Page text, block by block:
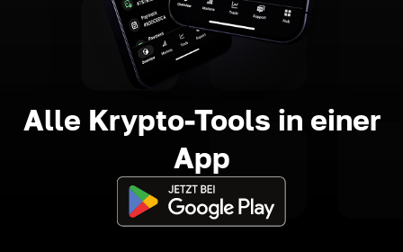
Alle Krypto-Tools in einer
App